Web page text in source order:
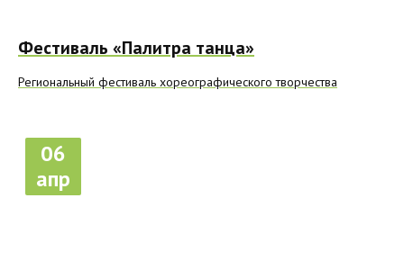
Фестиваль «Палитра танца»
Региональный фестиваль хореографического творчества
06
апр